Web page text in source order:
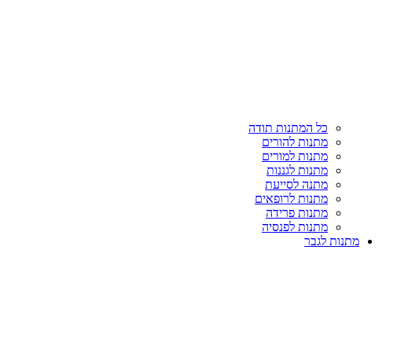
כל המתנות תודה
מתנות להורים
מתנות למורים
מתנות לגננות
מתנה לסייעת
מתנות לרופאים
מתנות פרידה
מתנות לפנסיה
מתנות לגבר